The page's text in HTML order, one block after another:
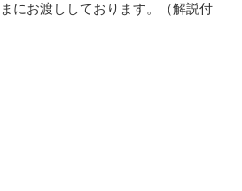
にお渡ししております。（解説付